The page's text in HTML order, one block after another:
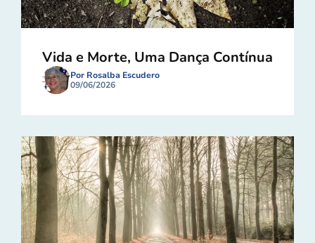
Vida e Morte, Uma Dança Contínua
Por Rosalba Escudero
09/06/2026